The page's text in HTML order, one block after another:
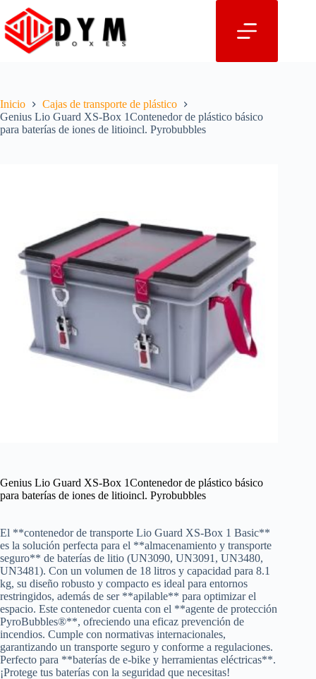
contenido
Inicio
Cajas de transporte de plástico
Genius Lio Guard XS-Box 1Contenedor de plástico básico
para baterías de iones de litioincl. Pyrobubbles
Genius Lio Guard XS-Box 1Contenedor de plástico básico
para baterías de iones de litioincl. Pyrobubbles
El **contenedor de transporte Lio Guard XS-Box 1 Basic**
es la solución perfecta para el **almacenamiento y transporte
seguro** de baterías de litio (UN3090, UN3091, UN3480,
UN3481). Con un volumen de 18 litros y capacidad para 8.1
kg, su diseño robusto y compacto es ideal para entornos
restringidos, además de ser **apilable** para optimizar el
espacio. Este contenedor cuenta con el **agente de protección
PyroBubbles®**, ofreciendo una eficaz prevención de
incendios. Cumple con normativas internacionales,
garantizando un transporte seguro y conforme a regulaciones.
Perfecto para **baterías de e-bike y herramientas eléctricas**.
¡Protege tus baterías con la seguridad que necesitas!